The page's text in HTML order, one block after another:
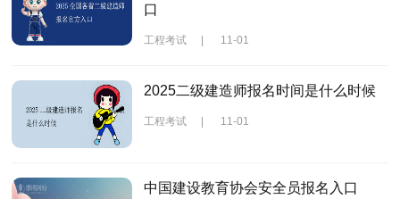
口
工程考试 | 11-01
2025二级建造师报名时间是什么时候
工程考试 | 11-01
中国建设教育协会安全员报名入口